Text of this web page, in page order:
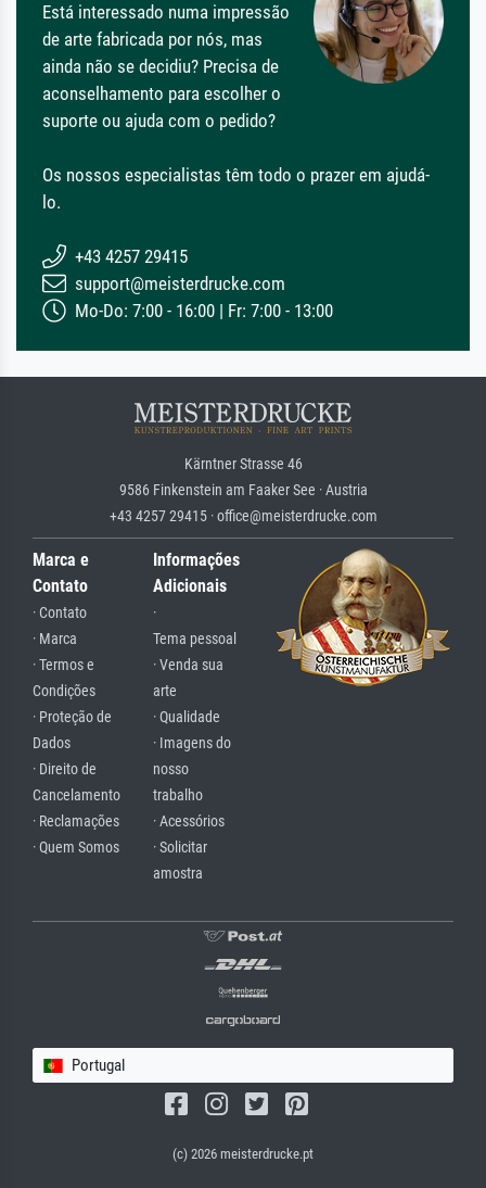
Está interessado numa impressão
de arte fabricada por nós, mas
ainda não se decidiu? Precisa de
aconselhamento para escolher o
suporte ou ajuda com o pedido?
Os nossos especialistas têm todo o prazer em ajudá-
lo.
+43 4257 29415
support@meisterdrucke.com
Mo-Do: 7:00 - 16:00 | Fr: 7:00 - 13:00
Kärntner Strasse 46
9586 Finkenstein am Faaker See · Austria
+43 4257 29415 · office@meisterdrucke.com
Marca e
Contato
· Contato
· Marca
· Termos e
Condições
· Proteção de
Dados
· Direito de
Cancelamento
· Reclamações
· Quem Somos
Informações
Adicionais
·
Tema pessoal
· Venda sua
arte
· Qualidade
· Imagens do
nosso
trabalho
· Acessórios
· Solicitar
amostra
Portugal
(c) 2026 meisterdrucke.pt